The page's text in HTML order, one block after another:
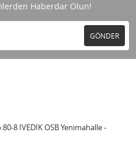
Haberdar Olun!
GÖNDER
8 İVEDİK OSB Yenimahalle -